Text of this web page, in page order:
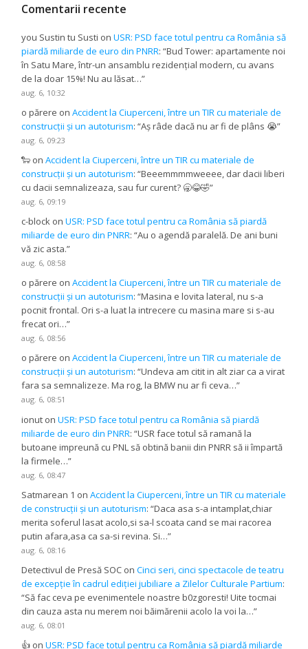
Comentarii recente
you Sustin tu Susti onUSR: PSD face totul pentru ca România să
piardă miliarde de euro din PNRR: “Bud Tower: apartamente noi
în Satu Mare, într-un ansamblu rezidențial modern, cu avans
de la doar 15%! Nu au lăsat…”
aug. 6, 10:32
o părere onAccident la Ciuperceni, între un TIR cu materiale de
construcții și un autoturism: “Aș râde dacă nu ar fi de plâns 😭”
aug. 6, 09:23
🐑 onAccident la Ciuperceni, între un TIR cu materiale de
construcții și un autoturism: “Beeemmmmweeee, dar dacii liberi
cu dacii semnalizeaza, sau fur curent? 🥱😂🤣”
aug. 6, 09:19
c-block onUSR: PSD face totul pentru ca România să piardă
miliarde de euro din PNRR: “Au o agendă paralelă. De ani buni
vă zic asta.”
aug. 6, 08:58
o părere onAccident la Ciuperceni, între un TIR cu materiale de
construcții și un autoturism: “Masina e lovita lateral, nu s-a
pocnit frontal. Ori s-a luat la intrecere cu masina mare si s-au
frecat ori…”
aug. 6, 08:56
o părere onAccident la Ciuperceni, între un TIR cu materiale de
construcții și un autoturism: “Undeva am citit in alt ziar ca a virat
fara sa semnalizeze. Ma rog, la BMW nu ar fi ceva…”
aug. 6, 08:51
ionut onUSR: PSD face totul pentru ca România să piardă
miliarde de euro din PNRR: “USR face totul să ramană la
butoane impreună cu PNL să obtină banii din PNRR să ii împartă
la firmele…”
aug. 6, 08:47
Satmarean 1 onAccident la Ciuperceni, între un TIR cu materiale
de construcții și un autoturism: “Daca asa s-a intamplat,chiar
merita soferul lasat acolo,si sa-l scoata cand se mai racorea
putin afara,asa ca sa-si revina. Si…”
aug. 6, 08:16
Detectivul de Presă SOC onCinci seri, cinci spectacole de teatru
de excepție în cadrul ediției jubiliare a Zilelor Culturale Partium:
“Să fac ceva pe evenimentele noastre b0zgoresti! Uite tocmai
din cauza asta nu merem noi băimărenii acolo la voi la…”
aug. 6, 08:01
👍 onUSR: PSD face totul pentru ca România să piardă miliarde